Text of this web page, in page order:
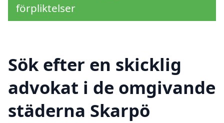
förpliktelser
Sök efter en skicklig
advokat i de omgivande
städerna Skarpö